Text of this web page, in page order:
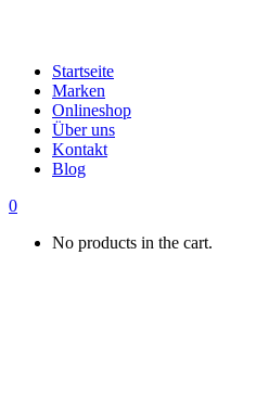
Startseite
Marken
Onlineshop
Über uns
Kontakt
Blog
0
No products in the cart.